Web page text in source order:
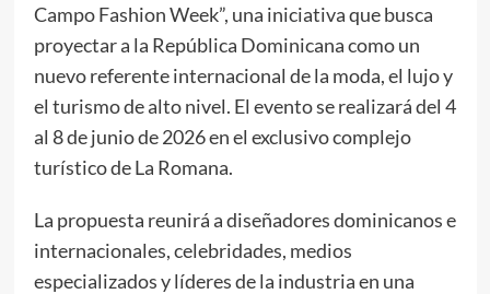
Campo Fashion Week”, una iniciativa que busca
proyectar a la República Dominicana como un
nuevo referente internacional de la moda, el lujo y
el turismo de alto nivel. El evento se realizará del 4
al 8 de junio de 2026 en el exclusivo complejo
turístico de La Romana.
La propuesta reunirá a diseñadores dominicanos e
internacionales, celebridades, medios
especializados y líderes de la industria en una